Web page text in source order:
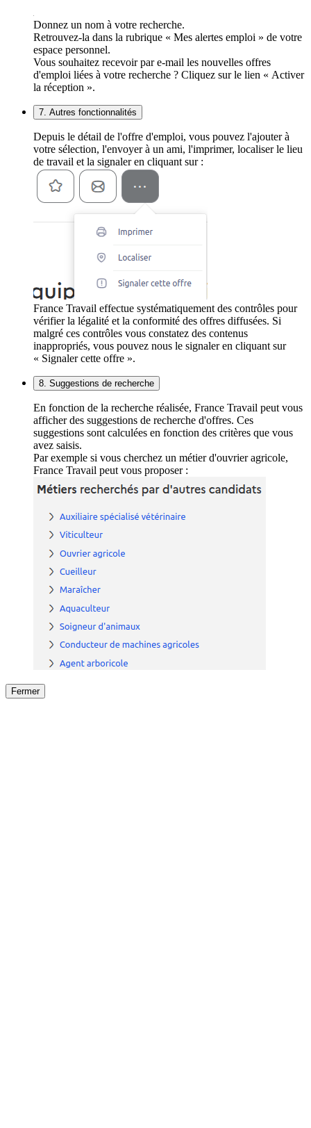
Donnez un nom à votre recherche.
Retrouvez-la dans la rubrique « Mes alertes emploi » de votre
espace personnel.
Vous souhaitez recevoir par e-mail les nouvelles offres
d'emploi liées à votre recherche ? Cliquez sur le lien « Activer
la réception ».
7. Autres fonctionnalités
Depuis le détail de l'offre d'emploi, vous pouvez l'ajouter à
votre sélection, l'envoyer à un ami, l'imprimer, localiser le lieu
de travail et la signaler en cliquant sur :
France Travail effectue systématiquement des contrôles pour
vérifier la légalité et la conformité des offres diffusées. Si
malgré ces contrôles vous constatez des contenus
inappropriés, vous pouvez nous le signaler en cliquant sur
« Signaler cette offre ».
8. Suggestions de recherche
En fonction de la recherche réalisée, France Travail peut vous
afficher des suggestions de recherche d'offres. Ces
suggestions sont calculées en fonction des critères que vous
avez saisis.
Par exemple si vous cherchez un métier d'ouvrier agricole,
France Travail peut vous proposer :
Fermer